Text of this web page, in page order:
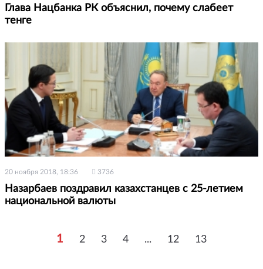
Глава Нацбанка РК объяснил, почему слабеет
тенге
20 ноября 2018, 18:36 3736
Назарбаев поздравил казахстанцев с 25-летием
национальной валюты
1 2 3 4 ... 12 13